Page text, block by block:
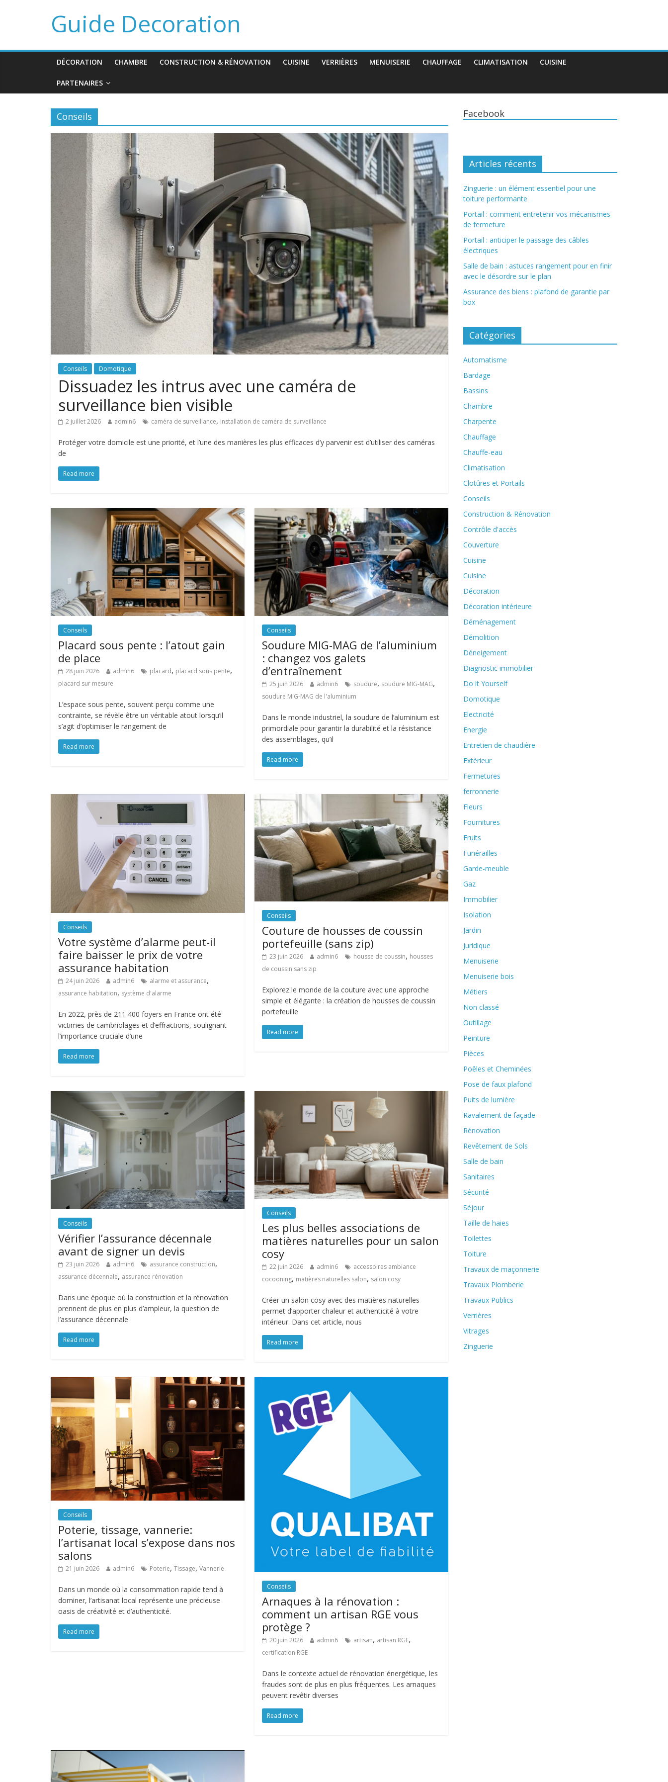
Guide Decoration
DÉCORATION CHAMBRE CONSTRUCTION & RÉNOVATION CUISINE VERRIÈRES MENUISERIE CHAUFFAGE CLIMATISATION CUISINE
PARTENAIRES
Conseils
Conseils Domotique
Dissuadez les intrus avec une caméra de
surveillance bien visible
2 juillet 2026 admin6 caméra de surveillance, installation de caméra de surveillance
Protéger votre domicile est une priorité, et l’une des manières les plus efficaces d’y parvenir est d’utiliser des caméras
de
Read more
Conseils
Placard sous pente : l’atout gain
de place
28 juin 2026 admin6 placard, placard sous pente,
placard sur mesure
L’espace sous pente, souvent perçu comme une
contrainte, se révèle être un véritable atout lorsqu’il
s’agit d’optimiser le rangement de
Read more
Conseils
Soudure MIG-MAG de l’aluminium
: changez vos galets
d’entraînement
25 juin 2026 admin6 soudure, soudure MIG-MAG,
soudure MIG-MAG de l'aluminium
Dans le monde industriel, la soudure de l’aluminium est
primordiale pour garantir la durabilité et la résistance
des assemblages, qu’il
Read more
Conseils
Votre système d’alarme peut-il
faire baisser le prix de votre
assurance habitation
24 juin 2026 admin6 alarme et assurance,
assurance habitation, système d'alarme
En 2022, près de 211 400 foyers en France ont été
victimes de cambriolages et d’effractions, soulignant
l’importance cruciale d’une
Read more
Conseils
Couture de housses de coussin
portefeuille (sans zip)
23 juin 2026 admin6 housse de coussin, housses
de coussin sans zip
Explorez le monde de la couture avec une approche
simple et élégante : la création de housses de coussin
portefeuille
Read more
Conseils
Vérifier l’assurance décennale
avant de signer un devis
23 juin 2026 admin6 assurance construction,
assurance décennale, assurance rénovation
Dans une époque où la construction et la rénovation
prennent de plus en plus d’ampleur, la question de
l’assurance décennale
Read more
Conseils
Les plus belles associations de
matières naturelles pour un salon
cosy
22 juin 2026 admin6
accessoires ambiance
cocooning, matières naturelles salon, salon cosy
Créer un salon cosy avec des matières naturelles
permet d’apporter chaleur et authenticité à votre
intérieur. Dans cet article, nous
Read more
Conseils
Poterie, tissage, vannerie:
l’artisanat local s’expose dans nos
salons
21 juin 2026 admin6 Poterie, Tissage, Vannerie
Dans un monde où la consommation rapide tend à
dominer, l’artisanat local représente une précieuse
oasis de créativité et d’authenticité.
Read more
Conseils
Arnaques à la rénovation :
comment un artisan RGE vous
protège ?
20 juin 2026 admin6 artisan, artisan RGE,
certification RGE
Dans le contexte actuel de rénovation énergétique, les
fraudes sont de plus en plus fréquentes. Les arnaques
peuvent revêtir diverses
Read more
Facebook
Articles récents
Zinguerie : un élément essentiel pour une
toiture performante
Portail : comment entretenir vos mécanismes
de fermeture
Portail : anticiper le passage des câbles
électriques
Salle de bain : astuces rangement pour en finir
avec le désordre sur le plan
Assurance des biens : plafond de garantie par
box
Catégories
Automatisme
Bardage
Bassins
Chambre
Charpente
Chauffage
Chauffe-eau
Climatisation
Clotûres et Portails
Conseils
Construction & Rénovation
Contrôle d'accès
Couverture
Cuisine
Cuisine
Décoration
Décoration intérieure
Déménagement
Démolition
Déneigement
Diagnostic immobilier
Do it Yourself
Domotique
Electricité
Energie
Entretien de chaudière
Extérieur
Fermetures
ferronnerie
Fleurs
Fournitures
Fruits
Funérailles
Garde-meuble
Gaz
Immobilier
Isolation
Jardin
Juridique
Menuiserie
Menuiserie bois
Métiers
Non classé
Outillage
Peinture
Pièces
Poêles et Cheminées
Pose de faux plafond
Puits de lumière
Ravalement de façade
Rénovation
Revêtement de Sols
Salle de bain
Sanitaires
Sécurité
Séjour
Taille de haies
Toilettes
Toiture
Travaux de maçonnerie
Travaux Plomberie
Travaux Publics
Verrières
Vitrages
Zinguerie